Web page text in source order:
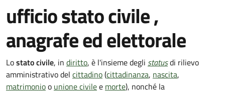
ufficio stato civile ,
anagrafe ed elettorale
Lostato civile, in diritto, è l'insieme degli statusdi rilievo
amministrativo del cittadino(cittadinanza, nascita,
matrimonioo unione civilee morte), nonché la